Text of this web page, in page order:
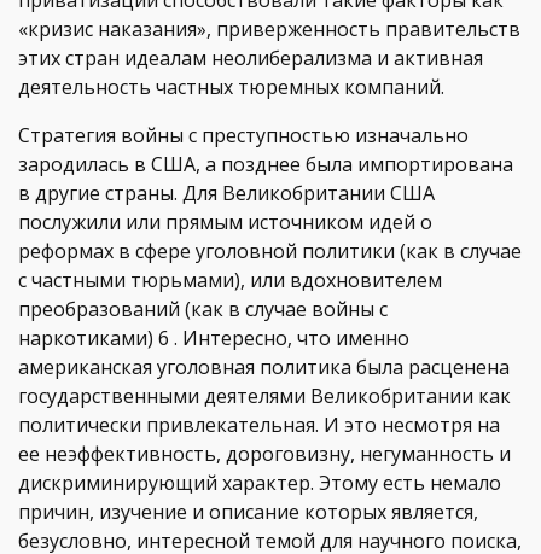
«кризис наказания», приверженность правительств
этих стран идеалам неолиберализма и активная
деятельность частных тюремных компаний.
Стратегия войны с преступностью изначально
зародилась в США, а позднее была импортирована
в другие страны. Для Великобритании США
послужили или прямым источником идей о
реформах в сфере уголовной политики (как в случае
с частными тюрьмами), или вдохновителем
преобразований (как в случае войны с
наркотиками) 6 . Интересно, что именно
американская уголовная политика была расценена
государственными деятелями Великобритании как
политически привлекательная. И это несмотря на
ее неэффективность, дороговизну, негуманность и
дискриминирующий характер. Этому есть немало
причин, изучение и описание которых является,
безусловно, интересной темой для научного поиска,